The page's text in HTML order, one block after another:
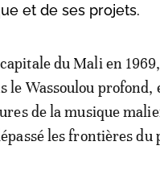
et de ses projets.
du Mali en
le Wassoulou profond,
de la musique
les frontières du